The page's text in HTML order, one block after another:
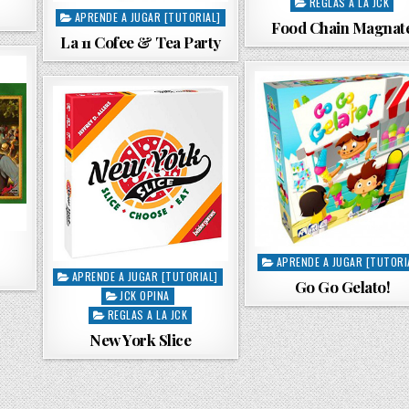
d
Food Chain
P
o
t
APRENDE A JUGAR [TUTORIAL]
La 11 Cofee & Tea Party
P
t
e
d
i
n
APRENDE A JUGAR
Go Go Gelato!
P
d
i
n
APRENDE A JUGAR [TUTORIAL]
JCK OPINA
REGLAS A LA JCK
New York Slice